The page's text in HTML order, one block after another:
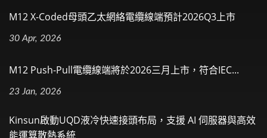
M12 X-Coded母頭乙太網絡電纜線端預計2026Q3上市
30 Apr, 2026
M12 Push-Pull電纜線端將於2026三月上市，符合IEC...
23 Jan, 2026
Kinsun啟動UQD液冷快速接頭布局，支援 AI 伺服器與高效
能運算散熱系統